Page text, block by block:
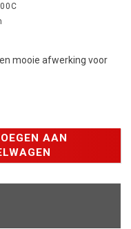
mooie afwerking voor
AAN